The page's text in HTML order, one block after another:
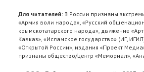
Для читателей: В России признаны
«Армия воли народа», «Русский
крымскотатарского народа», движение
Кавказ», «Исламское государство» (ИГ,
«Открытой России», издания «Проект
признаны общество/центр «Мемориал»,